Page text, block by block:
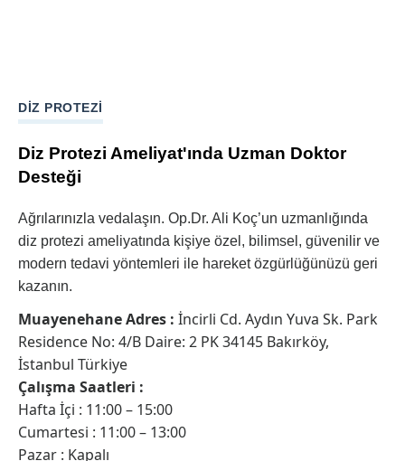
DIZ PROTEZI
Diz Protezi Ameliyat'ında Uzman Doktor
Desteği
Ağrılarınızla vedalaşın. Op.Dr. Ali Koç’un uzmanlığında
diz protezi ameliyatında kişiye özel, bilimsel, güvenilir ve
modern tedavi yöntemleri ile hareket özgürlüğünüzü geri
kazanın.
Muayenehane Adres : İncirli Cd. Aydın Yuva Sk. Park
Residence No: 4/B Daire: 2 PK 34145 Bakırköy,
İstanbul Türkiye
Çalışma Saatleri :
Hafta İçi : 11:00 – 15:00
Cumartesi : 11:00 – 13:00
Pazar : Kapalı